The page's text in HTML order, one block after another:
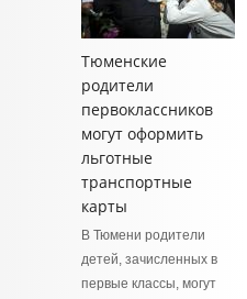
Тюменские
родители
первоклассников
могут оформить
льготные
транспортные
карты
В Тюмени родители
детей, зачисленных в
первые классы, могут